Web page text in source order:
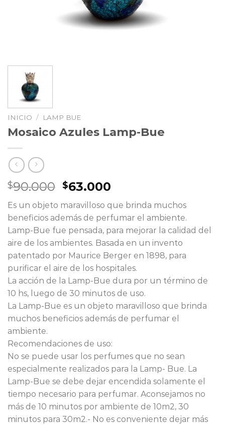
INICIO / LAMP BUE
Mosaico Azules Lamp-Bue
$90.000 El
precio
original
era:
$90.000.
$63.000
precio
actual
es:
$63.000.
Es un objeto maravilloso que brinda muchos
beneficios además de perfumar el ambiente.
Lamp-Bue fue pensada, para mejorar la calidad del
aire de los ambientes. Basada en un invento
patentado por Maurice Berger en 1898, para
purificar el aire de los hospitales.
La acción de la Lamp-Bue dura por un término de
10 hs, luego de 30 minutos de uso.
La Lamp-Bue es un objeto maravilloso que brinda
muchos beneficios además de perfumar el
ambiente.
Recomendaciones de uso:
No se puede usar los perfumes que no sean
especialmente realizados para la Lamp- Bue. La
Lamp-Bue se debe dejar encendida solamente el
tiempo necesario para perfumar. Aconsejamos no
más de 10 minutos por ambiente de 10m2, 30
minutos para 30m2.- No es conveniente dejar más